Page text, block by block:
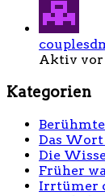
Aktiv vor
Kategorien
Das
Die
Früher
Irrtümer